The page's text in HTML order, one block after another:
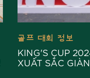
골프 대회 정보
KING'S CUP
XUẤT SẮC